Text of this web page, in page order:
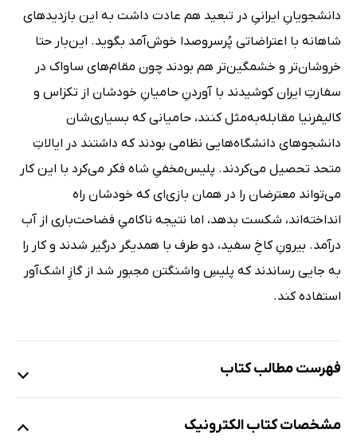
دانشجویانِ ایرانیِ در تبعید هم عادت داشت به این بازدیدهای
شاهانه با اعتراضاتی پُرسروصدا خوش‌آمد بگوید. این‌بار حتا
خروشان‌تر و خشمگین‌تر هم بودند چون مقام‌های ساواک در
سفارتِ ایران کوشیدند با آوردنِ حامیانِ خودشان از تکزاس و
کالیفرنیا مقابله‌به‌مثل کنند، حامیانی که بسیاری‌شان
دانشجوهای دانشگاه‌هایی نظامی بودند که داشتند در ایالاتِ
متحد تحصیل می‌کردند. پلیس‌مخفیِ شاه فکر می‌کرد با این کار
می‌تواند معترضان را در همان بازی‌ای که خودشان راه
انداخته‌اند، شکست بدهد، اما نتیجه ناکامیِ فضاحت‌باری از آب
درآمد. بیرونِ کاخِ سفید، دو طرف با همدیگر درگیر شدند و کار را
به جایی رساندند که پلیسِ واشنگتن مجبور شد از گازِ اشک‌آور
استفاده کند.
فهرست مطالب کتاب
نقشِ جمعیت‌های مردمی در انقلابِ مشروطه‌ی ایران
مشخصات کتاب الکترونیک